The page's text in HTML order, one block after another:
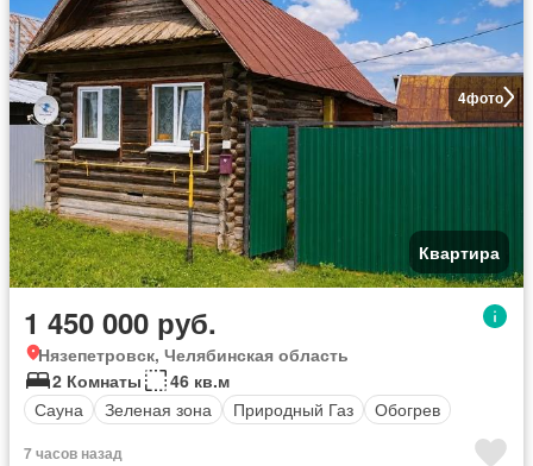
4фото
Квартира
1 450 000 руб.
Нязепетровск, Челябинская область
2 Комнаты
46 кв.м
Сауна
Зеленая зона Природный Газ Обогрев
7 часов назад